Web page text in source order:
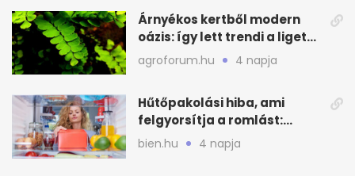
Árnyékos kertből modern
oázis: így lett trendi a ligetes
zöld
agroforum.hu 4 napja
Hűtőpakolási hiba, ami
felgyorsítja a romlást:
zónákra figyelj
bien.hu 4 napja